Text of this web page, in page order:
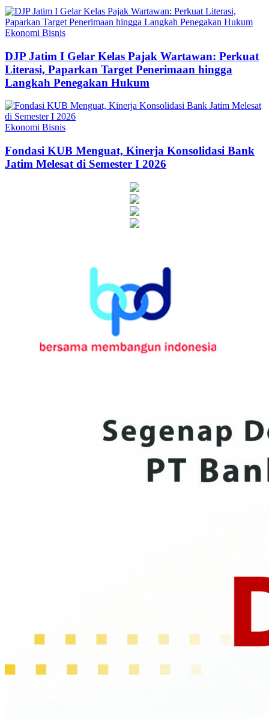
Ekonomi Bisnis
DJP Jatim I Gelar Kelas Pajak Wartawan: Perkuat
Literasi, Paparkan Target Penerimaan hingga
Langkah Penegakan Hukum
Ekonomi Bisnis
Fondasi KUB Menguat, Kinerja Konsolidasi Bank
Jatim Melesat di Semester I 2026